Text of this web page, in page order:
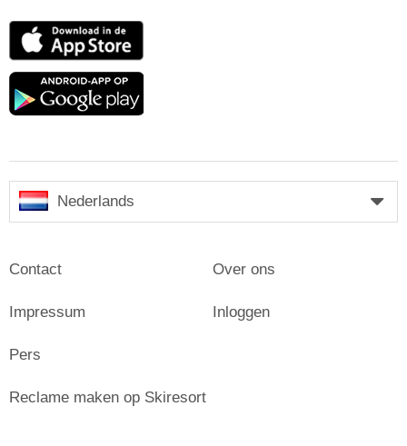
App
Google
Nederlands
Contact
Impressum
Pers
Over ons
Inloggen
Reclame maken op Skiresort